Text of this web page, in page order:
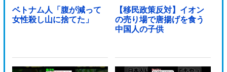
ベトナム人「腹が減って
女性殺し山に捨てた」
【移民政策反対】イオン
の売り場で唐揚げを食う
中国人の子供